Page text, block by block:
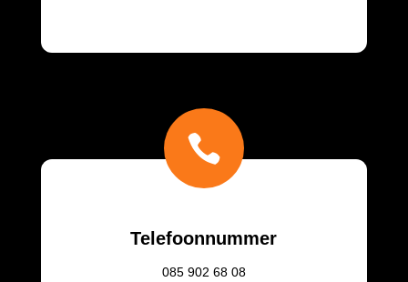

Telefoonnummer
085 902 68 08